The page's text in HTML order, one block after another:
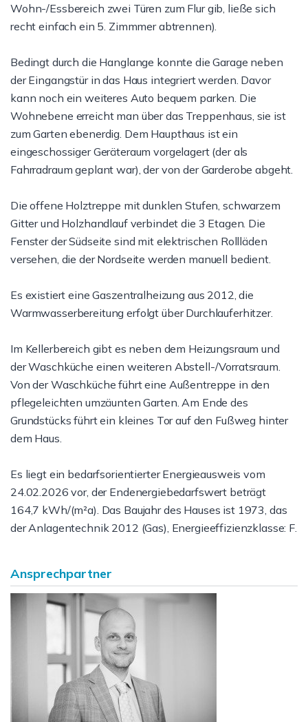
Wohn-/Essbereich zwei Türen zum Flur gib, ließe sich
recht einfach ein 5. Zimmmer abtrennen).
Bedingt durch die Hanglange konnte die Garage neben
der Eingangstür in das Haus integriert werden. Davor
kann noch ein weiteres Auto bequem parken. Die
Wohnebene erreicht man über das Treppenhaus, sie ist
zum Garten ebenerdig. Dem Haupthaus ist ein
eingeschossiger Geräteraum vorgelagert (der als
Fahrradraum geplant war), der von der Garderobe abgeht.
Die offene Holztreppe mit dunklen Stufen, schwarzem
Gitter und Holzhandlauf verbindet die 3 Etagen. Die
Fenster der Südseite sind mit elektrischen Rollläden
versehen, die der Nordseite werden manuell bedient.
Es existiert eine Gaszentralheizung aus 2012, die
Warmwasserbereitung erfolgt über Durchlauferhitzer.
Im Kellerbereich gibt es neben dem Heizungsraum und
der Waschküche einen weiteren Abstell-/Vorratsraum.
Von der Waschküche führt eine Außentreppe in den
pflegeleichten umzäunten Garten. Am Ende des
Grundstücks führt ein kleines Tor auf den Fußweg hinter
dem Haus.
Es liegt ein bedarfsorientierter Energieausweis vom
24.02.2026 vor, der Endenergiebedarfswert beträgt
164,7 kWh/(m²a). Das Baujahr des Hauses ist 1973, das
der Anlagentechnik 2012 (Gas), Energieeffizienzklasse: F.
Ansprechpartner